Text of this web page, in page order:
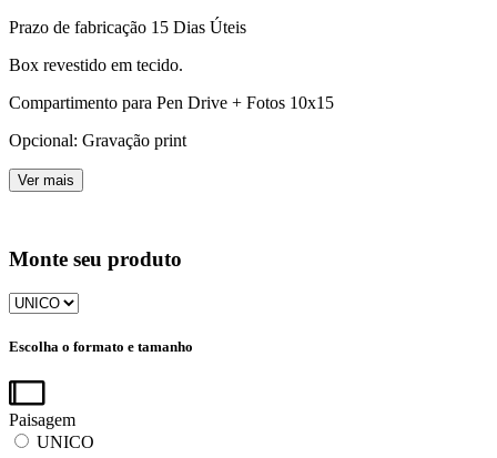
Prazo de fabricação 15 Dias Úteis
Box revestido em tecido.
Compartimento para Pen Drive + Fotos 10x15
Opcional: Gravação print
Ver mais
Monte seu produto
Escolha o formato e tamanho
Paisagem
UNICO